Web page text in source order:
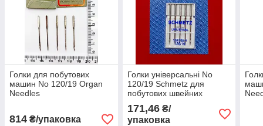
Голки для побутових
машин No 120/19 Organ
Needles
814 ₴/упаковка
Голки універсальні No
120/19 Schmetz для
побутових швейних
машин
171,46₴/
упаковка